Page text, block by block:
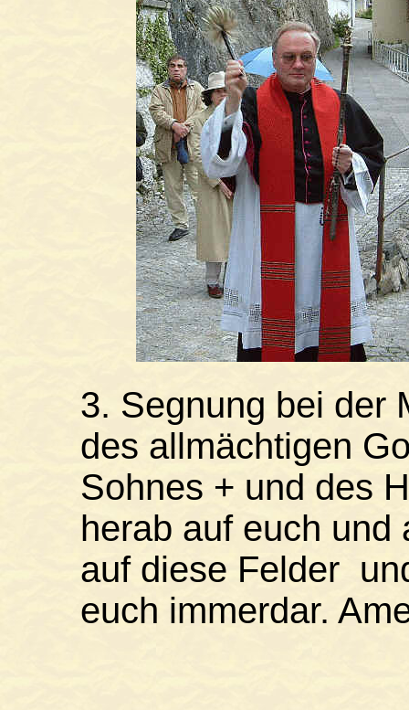
3. Segnung bei der
des allmächtigen
Sohnes + und des
herab auf euch und
auf diese Felder
euch immerdar.